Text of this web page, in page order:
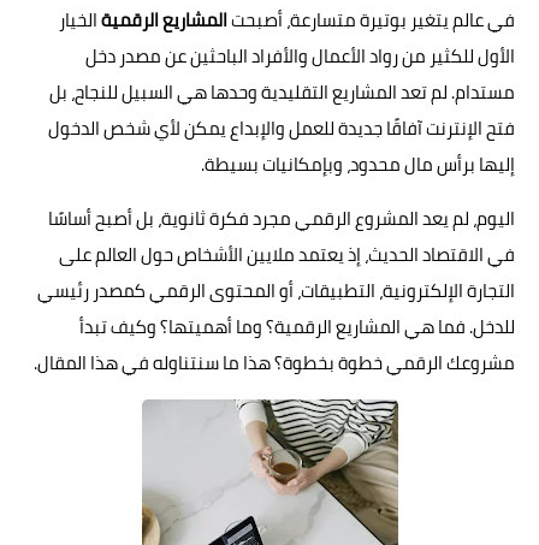
في عالم يتغير بوتيرة متسارعة، أصبحتالمشاريع الرقميةالخيار
الأول للكثير من رواد الأعمال والأفراد الباحثين عن مصدر دخل
مستدام. لم تعد المشاريع التقليدية وحدها هي السبيل للنجاح، بل
فتح الإنترنت آفاقًا جديدة للعمل والإبداع يمكن لأي شخص الدخول
إليها برأس مال محدود، وبإمكانيات بسيطة.
اليوم، لم يعد المشروع الرقمي مجرد فكرة ثانوية، بل أصبح أساسًا
في الاقتصاد الحديث، إذ يعتمد ملايين الأشخاص حول العالم على
التجارة الإلكترونية، التطبيقات، أو المحتوى الرقمي كمصدر رئيسي
للدخل. فما هي المشاريع الرقمية؟ وما أهميتها؟ وكيف تبدأ
مشروعك الرقمي خطوة بخطوة؟ هذا ما سنتناوله في هذا المقال.